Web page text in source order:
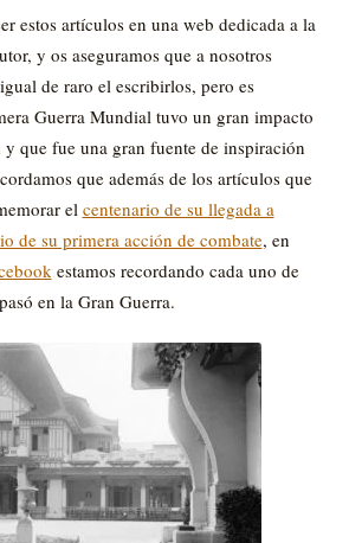
estos artículos en una web dedicada a la
y os aseguramos que a nosotros
de raro el escribirlos, pero es
Guerra Mundial tuvo un gran impacto
que fue una gran fuente de inspiración
que además de los artículos que
el centenario de su llegada a
de su primera acción de combate, en
estamos recordando cada uno de
en la Gran Guerra.